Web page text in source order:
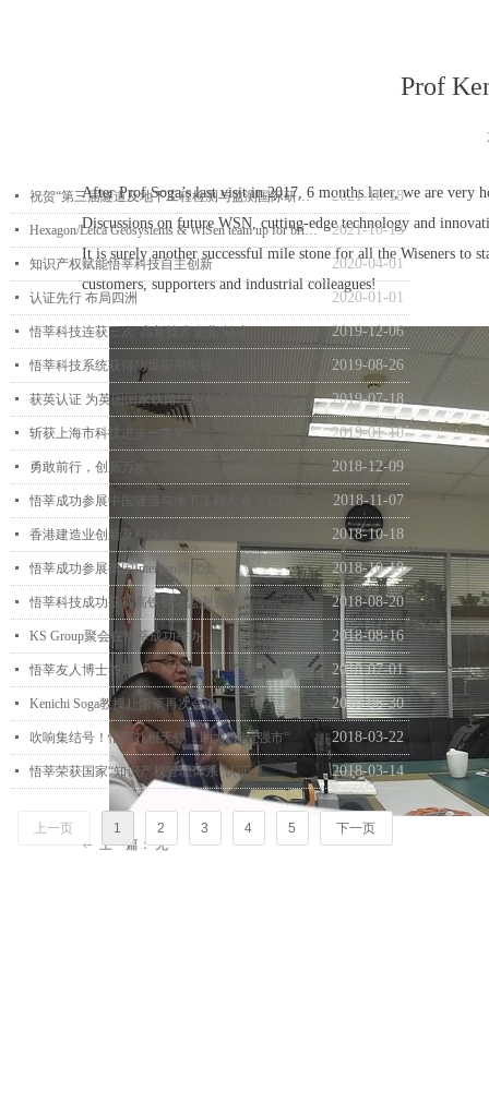
Prof
After Prof Soga’s last visit in 2017, 6 months later, we are very
Discussions on future WSN, cutting-edge technology and
It is surely another successful mile stone for all the Wiseners to
customers, supporters and industrial colleagues!
ꂃ 上一篇： 无
2021-10-18
넷 祝贺“第三届隧道及地下工程检测与监测国际研讨会暨第七届中国土木工程学会隧道及地下工程分会建设管理与青年工作科技论坛”成功召开
2021-10-13
넷 Hexagon/Leica Geosystems & WiSen team up for brighter future
2020-04-01
넷 知识产权赋能悟莘科技自主创新
2020-01-01
넷 认证先行 布局四洲
2019-12-06
넷 悟莘科技连获三次“高新技术企业”认定
2019-08-26
넷 悟莘科技系统获得防爆应用突破
2019-07-18
넷 获英认证 为英国国家铁路结构安全无线监测注入中国原创科技元素
2019-01-10
넷 斩获上海市科技进步一等奖
2018-12-09
넷 勇敢前行，创新万岁
2018-11-07
넷 悟莘成功参展中国隧道与地下工程大会（ CTUC ）
2018-10-18
넷 香港建造业创新及科技基金 – 先导计划
2018-10-18
넷 悟莘成功参展德国Intergeo博览会
2018-08-20
넷 悟莘科技成功获得高铁铁塔监测资质
2018-08-16
넷 KS Group聚会在悟莘成功举办
2018-07-01
넷 悟莘友人博士答辩
2018-06-30
넷 Kenichi Soga教授赴悟莘再次会谈
2018-03-22
넷 吹响集结号！悟莘扎根无锡，助力“智造强市”
2018-03-14
넷 悟莘荣获国家“知识产权管理体系”认证
上一页 1 2 3 4 5 下一页